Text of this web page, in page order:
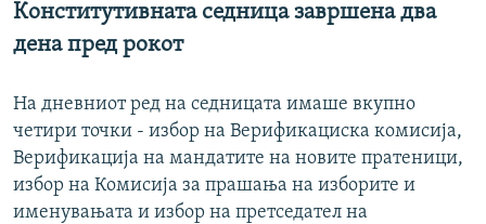
Конститутивната седница завршена два
дена пред рокот
На дневниот ред на седницата имаше вкупно
четири точки - избор на Верификациска комисија,
Верификација на мандатите на новите пратеници,
избор на Комисија за прашања на изборите и
именувањата и избор на претседател на